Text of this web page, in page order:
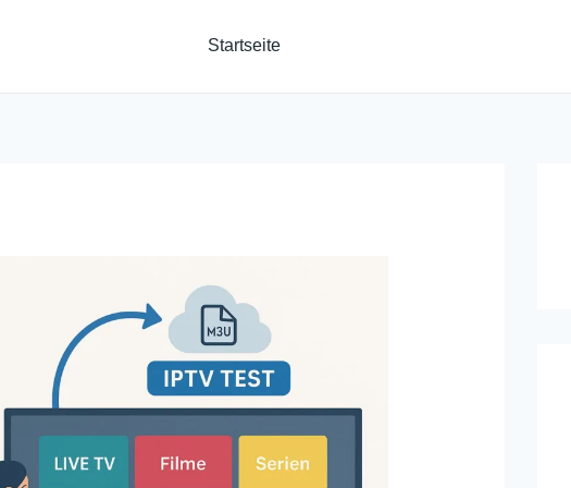
Startseite